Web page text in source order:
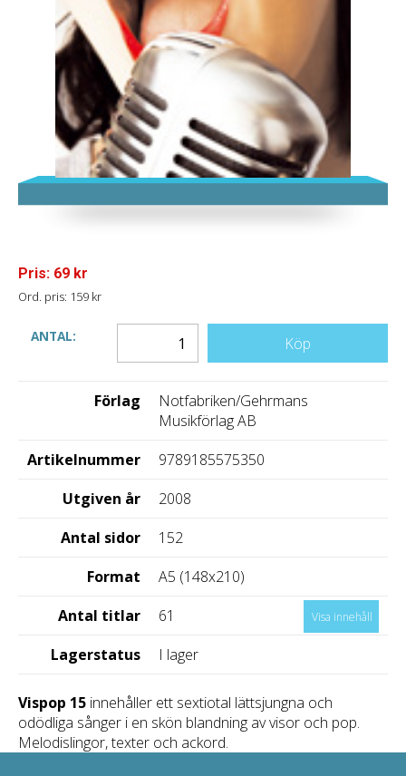
Pris: 69 kr
Ord. pris: 159 kr
ANTAL: Köp
Förlag
Notfabriken/Gehrmans
Musikförlag AB
Artikelnummer
9789185575350
Utgiven år
2008
Antal sidor
152
Format
A5 (148x210)
Antal titlar
61 Visa innehåll
Lagerstatus I lager
Vispop 15 innehåller ett sextiotal lättsjungna och
odödliga sånger i en skön blandning av visor och pop.
Melodislingor, texter och ackord.